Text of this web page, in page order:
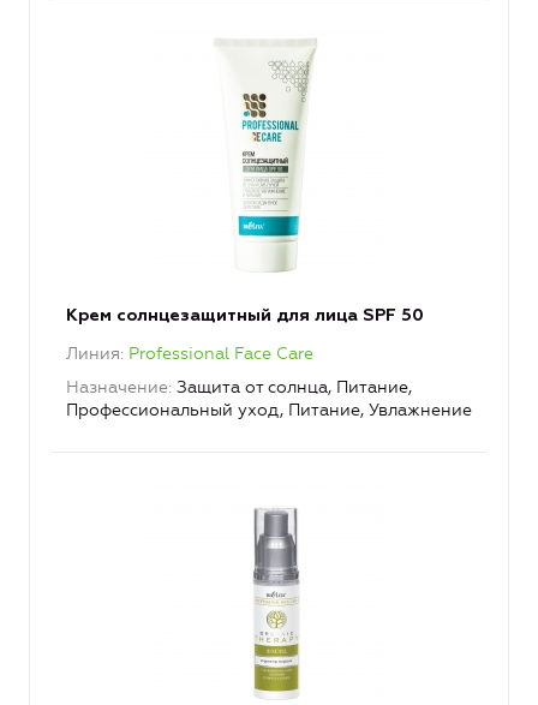
Крем солнцезащитный для лица SPF 50
Линия Professional Face Care
Назначение Защита от солнца, Питание,
Профессиональный уход, Питание, Увлажнение